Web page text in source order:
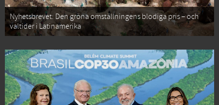
Nyhetsbrevet: Den gröna omställningens blodiga pris – och
valtider i Latinamerika